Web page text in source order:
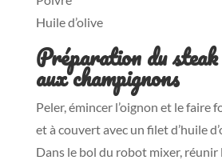
Huile d’olive
Préparation du
aux champignons
Peler, émincer l’oignon et le faire
et à couvert avec un filet d’huile
Dans le bol du robot mixer,